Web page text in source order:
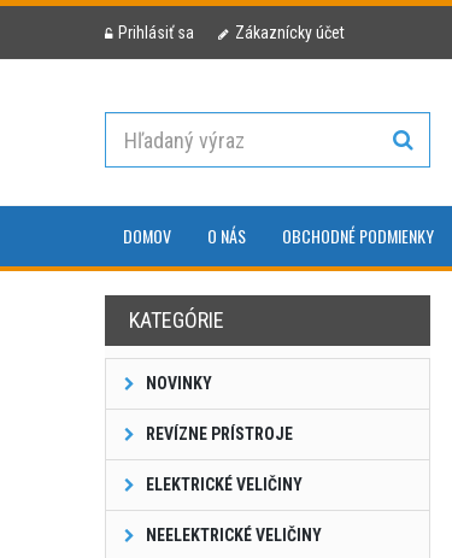
Prihlásiť sa Zákaznícky účet
DOMOV O NÁS OBCHODNÉ PODMIENKY
KATEGÓRIE
NOVINKY
REVÍZNE PRÍSTROJE
ELEKTRICKÉ VELIČINY
NEELEKTRICKÉ VELIČINY